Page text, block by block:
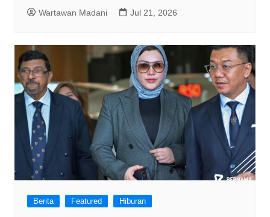
Wartawan Madani Jul 21, 2026
Berita Featured Hiburan